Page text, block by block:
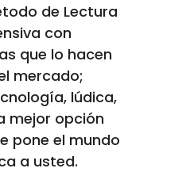
de Lectura
con
que lo hacen
mercado;
lúdica,
mejor opción
pone el mundo
a usted.